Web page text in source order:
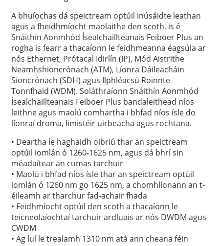
A bhuíochas dá speictream optúil inúsáidte leathan
agus a fheidhmíocht maolaithe den scoth, is é
Snáithín Aonmhód Ísealchaillteanais Feiboer Plus an
rogha is fearr a thacaíonn le feidhmeanna éagsúla ar
nós Ethernet, Prótacal Idirlín (IP), Mód Aistrithe
Neamhshioncrónach (ATM), Líonra Dáileacháin
Sioncrónach (SDH) agus Ilphléacsú Roinnte
Tonnfhaid (WDM). Soláthraíonn Snáithín Aonmhód
Ísealchaillteanais Feiboer Plus bandaleithead níos
leithne agus maolú comhartha i bhfad níos ísle do
líonraí droma, limistéir uirbeacha agus rochtana.
• Deartha le haghaidh oibriú thar an speictream
optúil iomlán ó 1260-1625 nm, agus dá bhrí sin
méadaítear an cumas tarchuir
• Maolú i bhfad níos ísle thar an speictream optúil
iomlán ó 1260 nm go 1625 nm, a chomhlíonann an t-
éileamh ar tharchur fad-achair fhada
• Feidhmíocht optúil den scoth a thacaíonn le
teicneolaíochtaí tarchuir ardluais ar nós DWDM agus
CWDM
• Ag luí le trealamh 1310 nm atá ann cheana féin